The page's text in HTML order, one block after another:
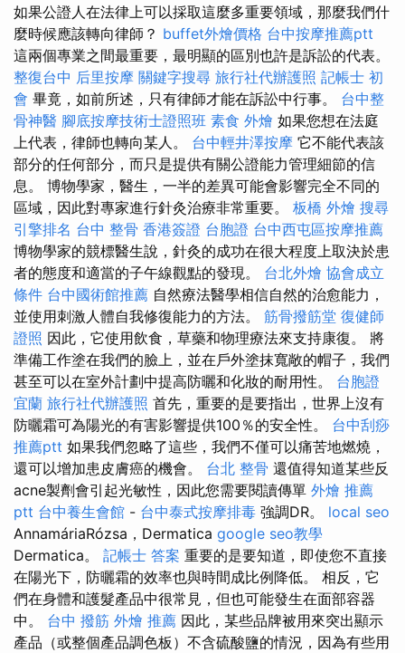
如果公證人在法律上可以採取這麼多重要領域，那麼我們什
麼時候應該轉向律師？ buffet外燴價格 台中按摩推薦ptt
這兩個專業之間最重要，最明顯的區別也許是訴訟的代表。
整復台中 后里按摩 關鍵字搜尋 旅行社代辦護照 記帳士 初
會 畢竟，如前所述，只有律師才能在訴訟中行事。 台中整
骨神醫 腳底按摩技術士證照班 素食 外燴 如果您想在法庭
上代表，律師也轉向某人。 台中輕井澤按摩 它不能代表該
部分的任何部分，而只是提供有關公證能力管理細節的信
息。 博物學家，醫生，一半的差異可能會影響完全不同的
區域，因此對專家進行針灸治療非常重要。 板橋 外燴 搜尋
引擎排名 台中 整骨 香港簽證 台胞證 台中西屯區按摩推薦
博物學家的競標醫生說，針灸的成功在很大程度上取決於患
者的態度和適當的子午線觀點的發現。 台北外燴 協會成立
條件 台中國術館推薦 自然療法醫學相信自然的治愈能力，
並使用刺激人體自我修復能力的方法。 筋骨撥筋堂 復健師
證照 因此，它使用飲食，草藥和物理療法來支持康復。 將
準備工作塗在我們的臉上，並在戶外塗抹寬敞的帽子，我們
甚至可以在室外計劃中提高防曬和化妝的耐用性。 台胞證
宜蘭 旅行社代辦護照 首先，重要的是要指出，世界上沒有
防曬霜可為陽光的有害影響提供100％的安全性。 台中刮痧
推薦ptt 如果我們忽略了這些，我們不僅可以痛苦地燃燒，
還可以增加患皮膚癌的機會。 台北 整骨 還值得知道某些反
acne製劑會引起光敏性，因此您需要閱讀傳單 外燴 推薦
ptt 台中養生會館 - 台中泰式按摩排毒 強調DR。 local seo
AnnamáriaRózsa，Dermatica google seo教學
Dermatica。 記帳士 答案 重要的是要知道，即使您不直接
在陽光下，防曬霜的效率也與時間成比例降低。 相反，它
們在身體和護髮產品中很常見，但也可能發生在面部容器
中。 台中 撥筋 外燴 推薦 因此，某些品牌被用來突出顯示
產品（或整個產品調色板）不含硫酸鹽的情況，因為有些用